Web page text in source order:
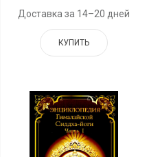
Доставка за 14–20 дней
КУПИТЬ